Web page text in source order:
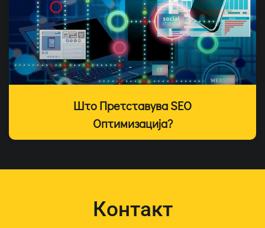
Што Претставува SEO
Оптимизација?
Контакт